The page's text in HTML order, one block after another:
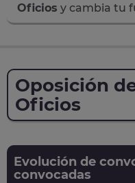
Oficios y cambia tu
Oposición
Oficios
Evolución de
convocadas